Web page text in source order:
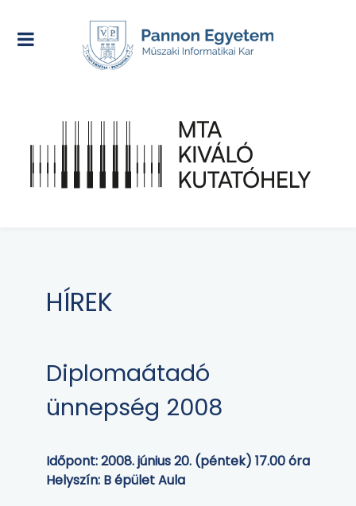
HÍREK
Diplomaátadó
ünnepség 2008
Időpont: 2008. június 20. (péntek) 17.00 óra
Helyszín: B épület Aula